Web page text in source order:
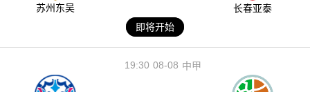
苏州东吴
长春亚泰
即将开始
08-08
19:30 中甲